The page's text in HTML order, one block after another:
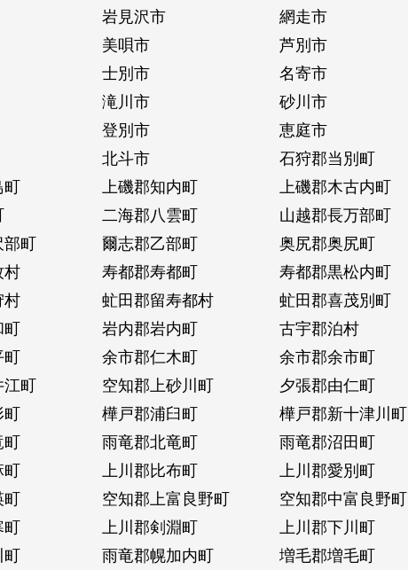
岩見沢市
網走市
美唄市
芦別市
士別市
名寄市
滝川市
砂川市
登別市
恵庭市
北斗市
石狩郡当別町
町 上磯郡知内町
上磯郡木古内町
二海郡八雲町
山越郡長万部町
町 爾志郡乙部町
奥尻郡奥尻町
村 寿都郡寿都町
寿都郡黒松内町
村 虻田郡留寿都村
虻田郡喜茂別町
町 岩内郡岩内町
古宇郡泊村
町 余市郡仁木町
余市郡余市町
町 空知郡上砂川町
夕張郡由仁町
町 樺戸郡浦臼町
樺戸郡新十津川町
町 雨竜郡北竜町
雨竜郡沼田町
町 上川郡比布町
上川郡愛別町
町 空知郡上富良野町
空知郡中富良野町
町 上川郡剣淵町
上川郡下川町
町 雨竜郡幌加内町
増毛郡増毛町